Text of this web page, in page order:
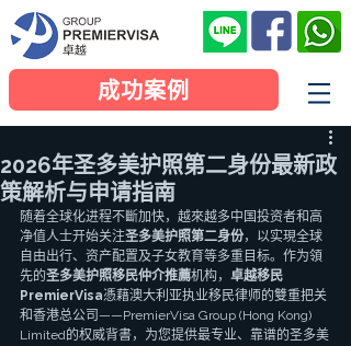
成功案例
2026年圣多美护照第二身份最新政
策解析与申请指南
随着全球化进程不斷加快，越來越多中国投资者和高
净值人士开始关注圣多美护照第二身份，以实現全球
自由出行、资产配置及子女教育等多重目标。作为領
先的圣多美护照移民仲介推薦机构， 卓越移民
PremierVisa憑藉澳大利亚执业移民律师的雙重把关
和香港总公司——PremierVisa Group (Hong Kong)
Limited的权威背書，为您提供最专业、靠谱的圣多美